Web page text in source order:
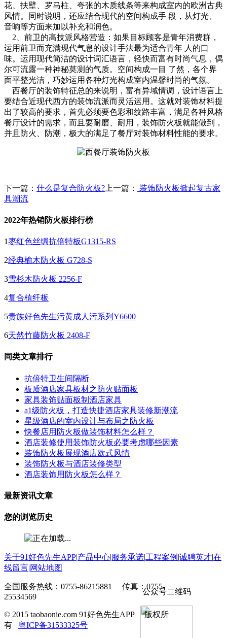
花、扶壁、罗马柱、夸张的木质线条等来构成室内的欧洲古典
风情。同时说明，还应结合现代的空间构成手 段，从灯光、
音晌等方面来加以补充和润色。
2、前卫的高技派风格营造：如果目标顾客是青年消费群，
运用前卫而充满现代气息的设计手法最为适合青年 人的口
味。运用现代简洁的设计词汇语言，轻快而富有时尚气息，偶
尔可流露一种神秘莫测的气质。空间构成一目 了然，各个界
面平整光洁，巧妙运用各种灯光构成室内温馨时尚的气氛。
西餐厅的装饰特征总的来说明，富有异域情调，设计语言上
要结合近现代西方的装饰流派而灵活运用。这就对装饰材料提
出了较高的要求，首先必须要色彩和纹路丰富，满足各种风格
餐厅设计的需求，而且要耐磨、耐用，装饰防火板就能做到，
并且防火、防潮，极大的满足了餐厅对装饰材料性能的要求。
下一篇： 什么是复合防火板? 上一篇：
装饰防火板掀起复古家
具潮流
2022年热销防火板排行榜
1枣红色丝绸抗倍特板G1315-RS
2经典榆木防火板 G728-S
3雪杉木防火板 2256-F
4复合植纤板
5贵族好色先生污黄成人污系列Y6600
6天然竹藤防火板 2408-F
同类文章排行
抗倍特卫生间隔断
板质酒店家具板材之防火贴面板
家具装饰贴面板制酒店家具
a1级防火板，打造快捷酒店家具装修新潮流
星级酒店的室内设计与布局之防火板
快餐店用防火板做装饰材料怎么样？
酒店装修使用装饰防火板必要考虑哪些因素
装饰防火板展现酒店欧式风情
装饰防火板与酒店装修类型
酒店装饰用防火板怎么样？
最新资讯文章
您的浏览历史
关于91好色先生APP 产品中心 服务承诺工程案例 诚聘英才在
线留言 网站地图
公众号二维码
全国服务热线：0755-86215881 传真：0755-
25534569
© 2015 taobaonie.com 91好色先生APP 版权所
有 粤ICP备31533325号